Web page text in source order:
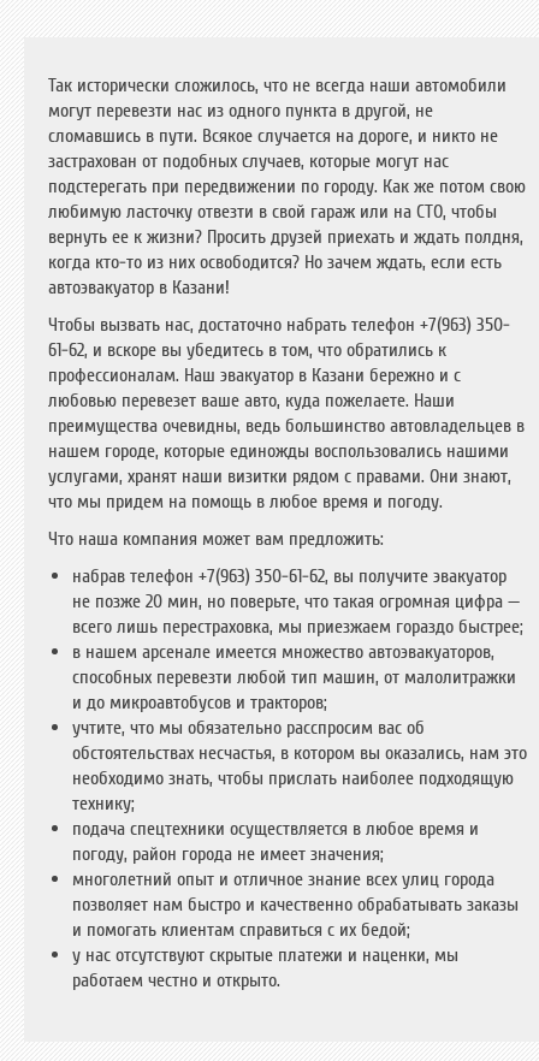
Так исторически сложилось, что не всегда наши автомобили
могут перевезти нас из одного пункта в другой, не
сломавшись в пути. Всякое случается на дороге, и никто не
застрахован от подобных случаев, которые могут нас
подстерегать при передвижении по городу. Как же потом свою
любимую ласточку отвезти в свой гараж или на СТО, чтобы
вернуть ее к жизни? Просить друзей приехать и ждать полдня,
когда кто-то из них освободится? Но зачем ждать, если есть
автоэвакуатор в Казани!
Чтобы вызвать нас, достаточно набрать телефон +7(963) 350-
61-62, и вскоре вы убедитесь в том, что обратились к
профессионалам. Наш эвакуатор в Казани бережно и с
любовью перевезет ваше авто, куда пожелаете. Наши
преимущества очевидны, ведь большинство автовладельцев в
нашем городе, которые единожды воспользовались нашими
услугами, хранят наши визитки рядом с правами. Они знают,
что мы придем на помощь в любое время и погоду.
Что наша компания может вам предложить:
набрав телефон +7(963) 350-61-62, вы получите эвакуатор
не позже 20 мин, но поверьте, что такая огромная цифра —
всего лишь перестраховка, мы приезжаем гораздо быстрее;
в нашем арсенале имеется множество автоэвакуаторов,
способных перевезти любой тип машин, от малолитражки
и до микроавтобусов и тракторов;
учтите, что мы обязательно расспросим вас об
обстоятельствах несчастья, в котором вы оказались, нам это
необходимо знать, чтобы прислать наиболее подходящую
технику;
подача спецтехники осуществляется в любое время и
погоду, район города не имеет значения;
многолетний опыт и отличное знание всех улиц города
позволяет нам быстро и качественно обрабатывать заказы
и помогать клиентам справиться с их бедой;
у нас отсутствуют скрытые платежи и наценки, мы
работаем честно и открыто.